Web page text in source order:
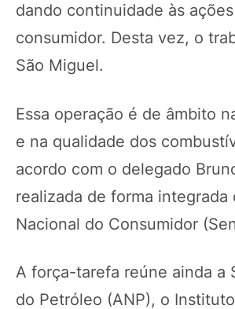
dando continuidade às
consumidor. Desta vez, o
São Miguel.
Essa operação é de âmbito
e na qualidade dos
acordo com o delegado
realizada de forma
Nacional do Consumidor
A força-tarefa reúne ainda a
do Petróleo (ANP), o